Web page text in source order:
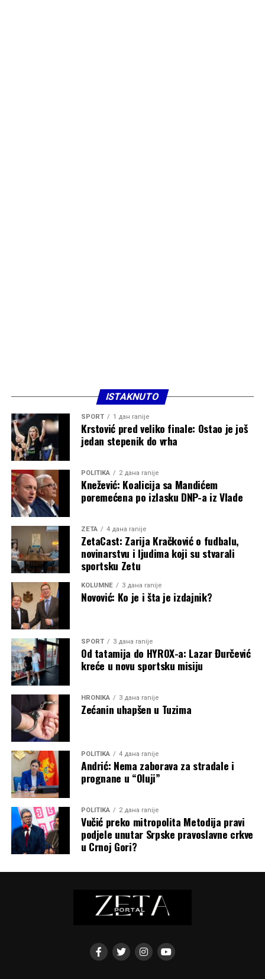
ISTAKNUTO
SPORT 1 дан ranije
Krstović pred veliko finale: Ostao je još
jedan stepenik do vrha
POLITIKA 2 дана ranije
Knežević: Koalicija sa Mandićem
poremećena po izlasku DNP-a iz Vlade
ZETA 4 дана ranije
ZetaCast: Zarija Kračković o fudbalu,
novinarstvu i ljudima koji su stvarali
sportsku Zetu
KOLUMNE 3 дана ranije
Novović: Ko je i šta je izdajnik?
SPORT 3 дана ranije
Od tatamija do HYROX-a: Lazar Đurčević
kreće u novu sportsku misiju
HRONIKA 3 дана ranije
Zećanin uhapšen u Tuzima
POLITIKA 4 дана ranije
Andrić: Nema zaborava za stradale i
prognane u “Oluji”
POLITIKA 2 дана ranije
Vučić preko mitropolita Metodija pravi
podjele unutar Srpske pravoslavne crkve
u Crnoj Gori?